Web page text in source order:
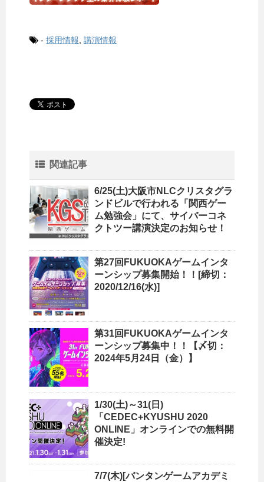
- 採用情報 講演情報
関連記事
6/25(土)大阪市NLCクリスタグラ
ンドビルで行われる「関西ゲー
ム勉強会」にて、サイバーコネ
クトツー講演決定のお知らせ！
第27回FUKUOKAゲームインタ
ーンシップ募集開始！！[締切：
2020/12/16(水)]
第31回FUKUOKAゲームインタ
ーンシップ募集中！！【〆切：
2024年5月24日（金）】
1/30(土)～31(日)
「CEDEC+KYUSHU 2020
ONLINE」オンラインでの無料開
催決定!
7/7(木)[バンタンゲームアカデミ